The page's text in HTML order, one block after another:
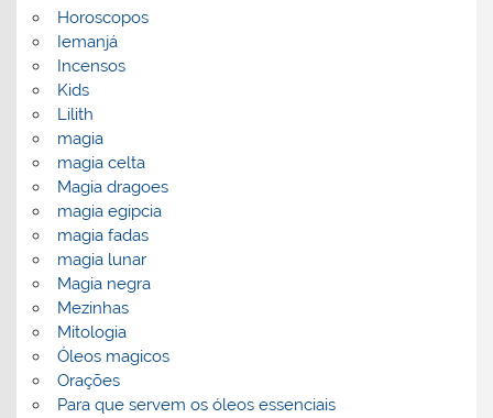
Horoscopos
Iemanjá
Incensos
Kids
Lilith
magia
magia celta
Magia dragoes
magia egipcia
magia fadas
magia lunar
Magia negra
Mezinhas
Mitologia
Óleos magicos
Orações
Para que servem os óleos essenciais